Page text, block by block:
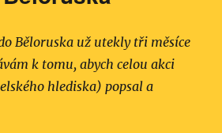
Běloruska už utekly tři měsíce
k tomu, abych celou akci
hlediska) popsal a